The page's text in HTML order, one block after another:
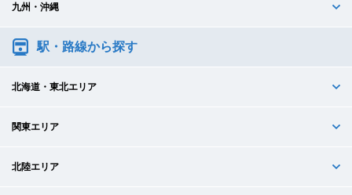
九州・沖縄
駅・路線から探す
北海道・東北エリア
関東エリア
北陸エリア